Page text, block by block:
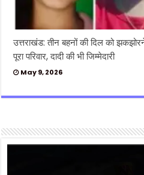
उत्तराखंड: तीन बहनों की दिल को
पूरा परिवार, दादी की भी जिम्मेदारी
May 9, 2026
Video